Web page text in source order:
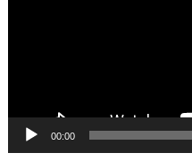
00:00